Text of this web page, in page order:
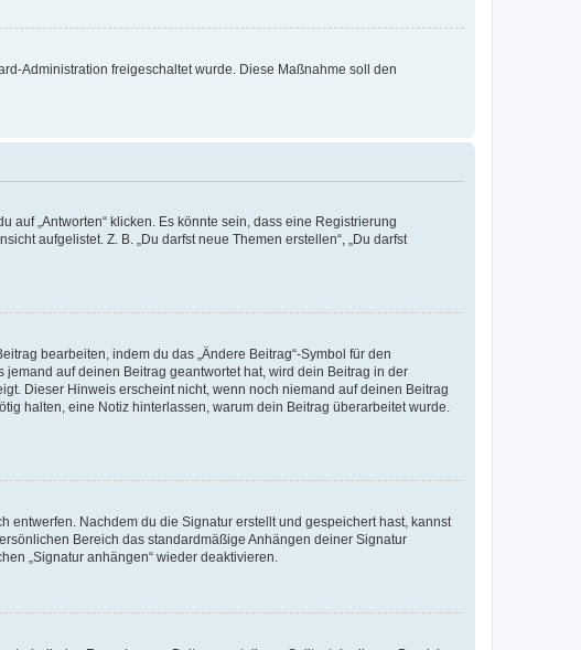
Administration freigeschaltet wurde. Diese Maßnahme soll den
auf „Antworten“ klicken. Es könnte sein, dass eine Registrierung
aufgelistet. Z. B. „Du darfst neue Themen erstellen“, „Du darfst
bearbeiten, indem du das „Ändere Beitrag“-Symbol für den
auf deinen Beitrag geantwortet hat, wird dein Beitrag in der
Dieser Hinweis erscheint nicht, wenn noch niemand auf deinen Beitrag
halten, eine Notiz hinterlassen, warum dein Beitrag überarbeitet wurde.
Nachdem du die Signatur erstellt und gespeichert hast, kannst
Bereich das standardmäßige Anhängen deiner Signatur
„Signatur anhängen“ wieder deaktivieren.